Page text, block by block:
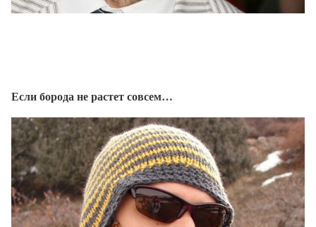
Если борода не растет совсем…